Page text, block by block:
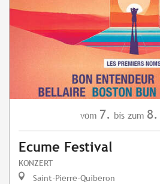
vom 7. bis zum 8.
Ecume Festival
KONZERT
Saint-Pierre-Quiberon